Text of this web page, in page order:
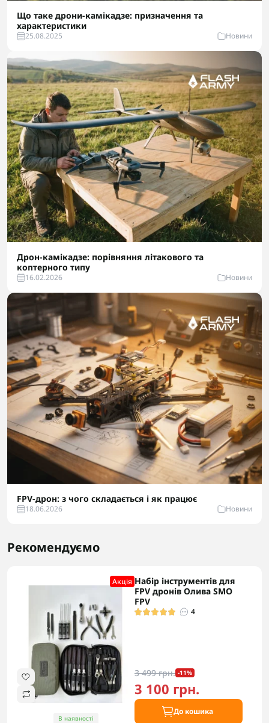
Що таке дрони-камікадзе: призначення та
характеристики
25.08.2025 Новини
Дрон-камікадзе: порівняння літакового та
коптерного типу
16.02.2026 Новини
FPV-дрон: з чого складається і як працює
18.06.2026 Новини
Рекомендуємо
Акцiя
В наявності
Набір інструментів для
FPV дронів Олива SMO
FPV
4
3 499 грн. -11%
3 100 грн.
До кошика